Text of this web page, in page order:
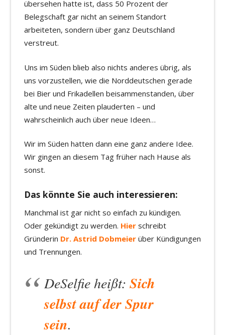
übersehen hatte ist, dass 50 Prozent der
Belegschaft gar nicht an seinem Standort
arbeiteten, sondern über ganz Deutschland
verstreut.
Uns im Süden blieb also nichts anderes übrig, als
uns vorzustellen, wie die Norddeutschen gerade
bei Bier und Frikadellen beisammenstanden, über
alte und neue Zeiten plauderten – und
wahrscheinlich auch über neue Ideen…
Wir im Süden hatten dann eine ganz andere Idee.
Wir gingen an diesem Tag früher nach Hause als
sonst.
Das könnte Sie auch interessieren:
Manchmal ist gar nicht so einfach zu kündigen.
Oder gekündigt zu werden. Hier schreibt
Gründerin Dr. Astrid Dobmeier über Kündigungen
und Trennungen.
DeSelfie heißt: Sich
selbst auf der Spur
sein.